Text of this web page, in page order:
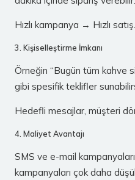
Hızlı kampanya → Hızlı satış.
3. Kişiselleştirme İmkanı
Örneğin “Bugün tüm kahve
gibi spesifik teklifler
Hedefli mesajlar, müşteri
4. Maliyet Avantajı
SMS ve e-mail
kampanyaları çok daha